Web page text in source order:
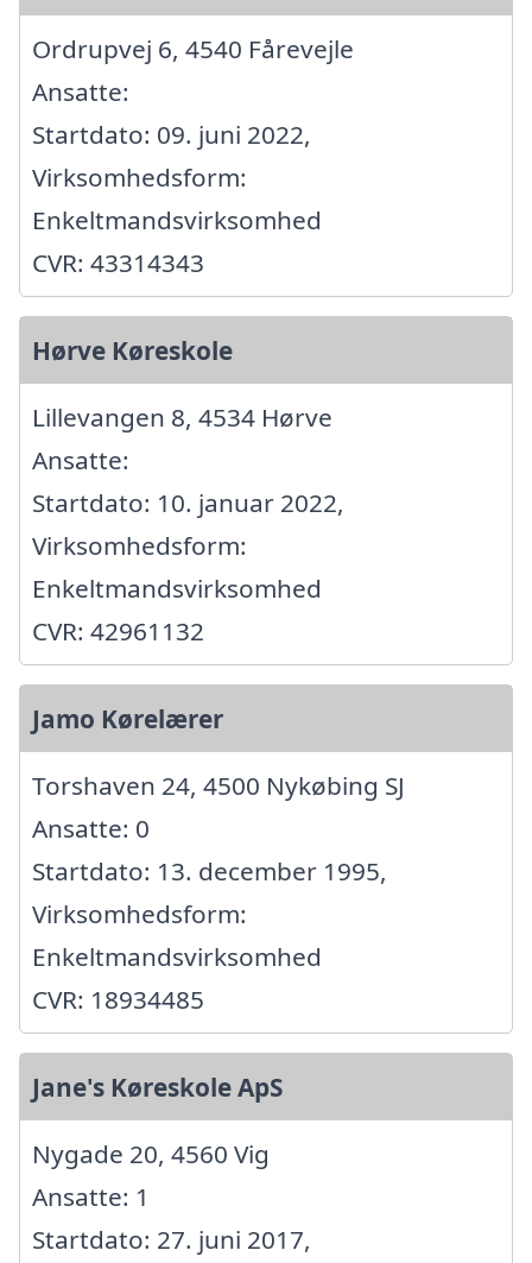
Ordrupvej 6, 4540 Fårevejle
Ansatte:
Startdato: 09. juni 2022,
Virksomhedsform:
Enkeltmandsvirksomhed
CVR: 43314343
Hørve Køreskole
Lillevangen 8, 4534 Hørve
Ansatte:
Startdato: 10. januar 2022,
Virksomhedsform:
Enkeltmandsvirksomhed
CVR: 42961132
Jamo Kørelærer
Torshaven 24, 4500 Nykøbing SJ
Ansatte: 0
Startdato: 13. december 1995,
Virksomhedsform:
Enkeltmandsvirksomhed
CVR: 18934485
Jane's Køreskole ApS
Nygade 20, 4560 Vig
Ansatte: 1
Startdato: 27. juni 2017,